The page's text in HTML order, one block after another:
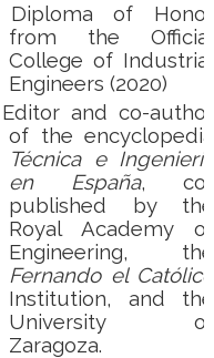
Diploma of Honor
from the Official
College of Industrial
Engineers (2020)
Editor and co-author
of the encyclopedia
Técnica e Ingeniería
en España, co-
published by the
Royal Academy of
Engineering, the
Fernando el Católico
Institution, and the
University of
Zaragoza.